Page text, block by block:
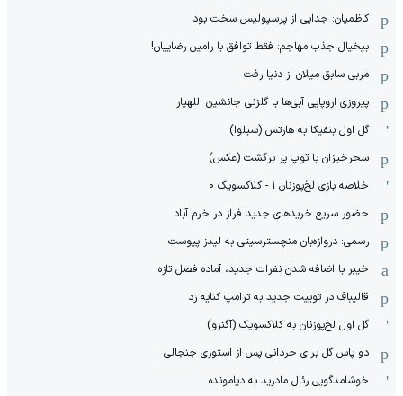
کاظمیان: جدایی از پرسپولیس سخت بود
بیخیال جذب مهاجم: فقط توافق با رامین رضاییان!
مربی سابق میلان از دنیا رفت
پیروزی اروپایی آبی‌ها با گلزنی جانشین اللهیار
گل اول بنفیکا به هارتس (سیلوا)
سحرخیزان با توپ پر برگشت (عکس)
خلاصه بازی لخ‌پوزنان 1 - کلاکسویک 0
حضور سریع خریدهای جدید فراز در خرم آباد
رسمی: دروازه‌بان منچسترسیتی به لیدز پیوست
خیبر با اضافه شدن نفرات جدید، آماده فصل تازه
قالیباف در توییت جدید به ترامپ کنایه زد
گل اول لخ‌پوزنان به کلاکسویک (آگنرو)
دو پاس گل برای حردانی پس از استوری جنجالی
خوشامدگویی رئال مادرید به دیامونده